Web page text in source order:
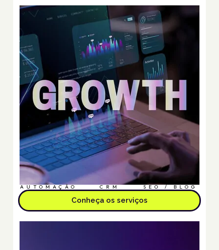
AUTOMAÇÃO CRM SEO / BLOG
Conheça os serviços